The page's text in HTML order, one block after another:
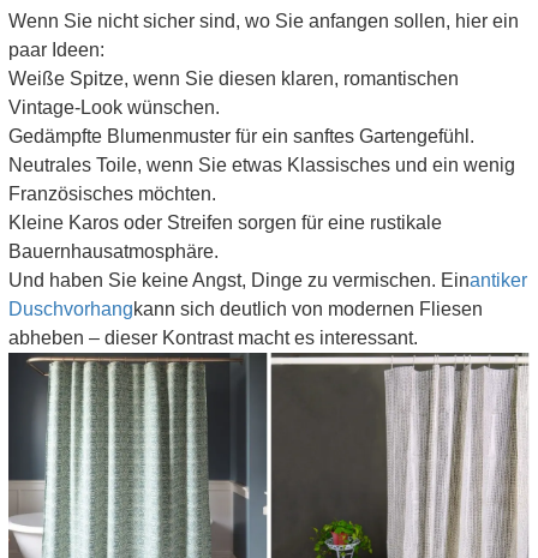
Wenn Sie nicht sicher sind, wo Sie anfangen sollen, hier ein
paar Ideen:
Weiße Spitze, wenn Sie diesen klaren, romantischen
Vintage-Look wünschen.
Gedämpfte Blumenmuster für ein sanftes Gartengefühl.
Neutrales Toile, wenn Sie etwas Klassisches und ein wenig
Französisches möchten.
Kleine Karos oder Streifen sorgen für eine rustikale
Bauernhausatmosphäre.
Und haben Sie keine Angst, Dinge zu vermischen. Einantiker
Duschvorhangkann sich deutlich von modernen Fliesen
abheben – dieser Kontrast macht es interessant.